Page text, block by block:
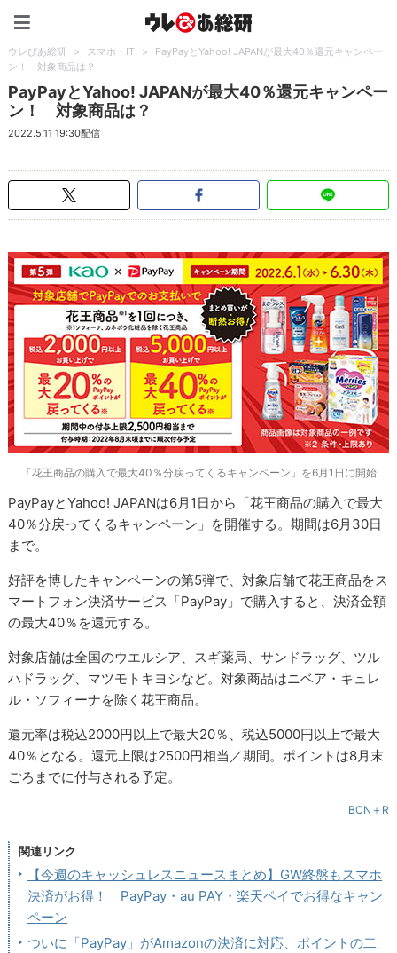
ウレぴあ総研 > スマホ・IT >
PayPayとYahoo! JAPANが最大40％還元キャンペー
ン！ 対象商品は？
PayPayとYahoo! JAPANが最大40％還元キャンペー
ン！ 対象商品は？
2022.5.11 19:30配信
「花王商品の購入で最大40％分戻ってくるキャンペーン」を6月1日に開始
PayPayとYahoo! JAPANは6月1日から「花王商品の購入で最大
40％分戻ってくるキャンペーン」を開催する。期間は6月30日
まで。
好評を博したキャンペーンの第5弾で、対象店舗で花王商品をス
マートフォン決済サービス「PayPay」で購入すると、決済金額
の最大40％を還元する。
対象店舗は全国のウエルシア、スギ薬局、サンドラッグ、ツル
ハドラッグ、マツモトキヨシなど。対象商品はニベア・キュレ
ル・ソフィーナを除く花王商品。
還元率は税込2000円以上で最大20％、税込5000円以上で最大
40％となる。還元上限は2500円相当／期間。ポイントは8月末
ごろまでに付与される予定。
BCN＋R
関連リンク
【今週のキャッシュレスニュースまとめ】GW終盤もスマホ
決済がお得！ PayPay・au PAY・楽天ペイでお得なキャン
ペーン
ついに「PayPay」がAmazonの決済に対応、ポイントの二